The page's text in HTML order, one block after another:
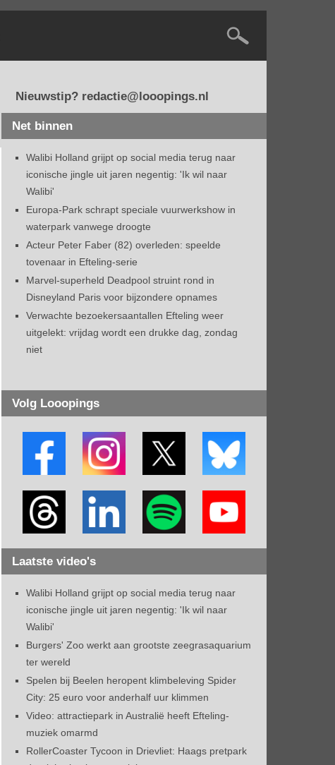
Nieuwstip? redactie@looopings.nl
Net binnen
Walibi Holland grijpt op social media terug naar
iconische jingle uit jaren negentig: 'Ik wil naar
Walibi'
Europa-Park schrapt speciale vuurwerkshow in
waterpark vanwege droogte
Acteur Peter Faber (82) overleden: speelde
tovenaar in Efteling-serie
Marvel-superheld Deadpool struint rond in
Disneyland Paris voor bijzondere opnames
Verwachte bezoekersaantallen Efteling weer
uitgelekt: vrijdag wordt een drukke dag, zondag
niet
Volg Looopings
Laatste video's
Walibi Holland grijpt op social media terug naar
iconische jingle uit jaren negentig: 'Ik wil naar
Walibi'
Burgers' Zoo werkt aan grootste zeegrasaquarium
ter wereld
Spelen bij Beelen heropent klimbeleving Spider
City: 25 euro voor anderhalf uur klimmen
Video: attractiepark in Australië heeft Efteling-
muziek omarmd
RollerCoaster Tycoon in Drievliet: Haags pretpark